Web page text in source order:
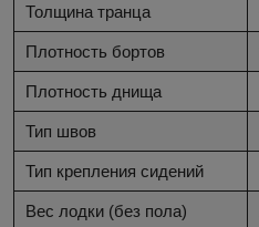
Толщина транца
Плотность бортов
Плотность днища
Тип швов
Тип крепления сидений
Вес лодки (без пола)